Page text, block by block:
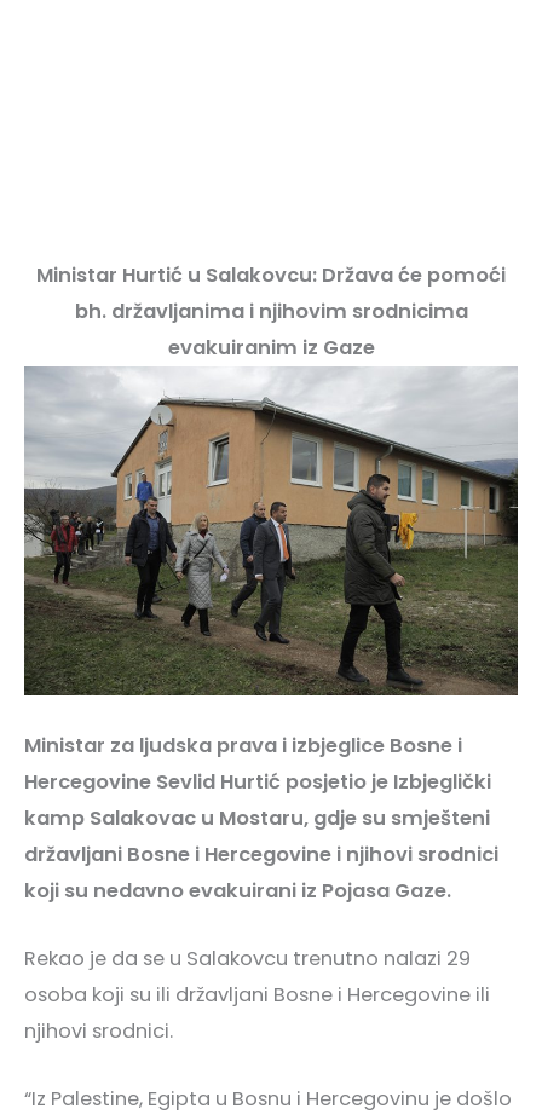
Ministar Hurtić u Salakovcu: Država će pomoći
bh. državljanima i njihovim srodnicima
evakuiranim iz Gaze
Ministar za ljudska prava i izbjeglice Bosne i
Hercegovine Sevlid Hurtić posjetio je Izbjeglički
kamp Salakovac u Mostaru, gdje su smješteni
državljani Bosne i Hercegovine i njihovi srodnici
koji su nedavno evakuirani iz Pojasa Gaze.
Rekao je da se u Salakovcu trenutno nalazi 29
osoba koji su ili državljani Bosne i Hercegovine ili
njihovi srodnici.
“Iz Palestine, Egipta u Bosnu i Hercegovinu je došlo